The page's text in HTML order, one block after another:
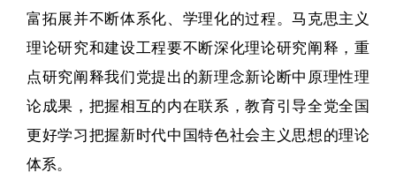
富拓展并不断体系化、学理化的过程。马克思主义
理论研究和建设工程要不断深化理论研究阐释，重
点研究阐释我们党提出的新理念新论断中原理性理
论成果，把握相互的内在联系，教育引导全党全国
更好学习把握新时代中国特色社会主义思想的理论
体系。